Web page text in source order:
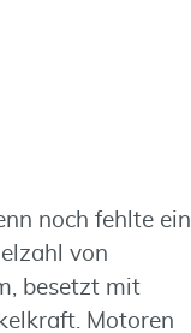
noch fehlte ein
von
besetzt mit
Motoren